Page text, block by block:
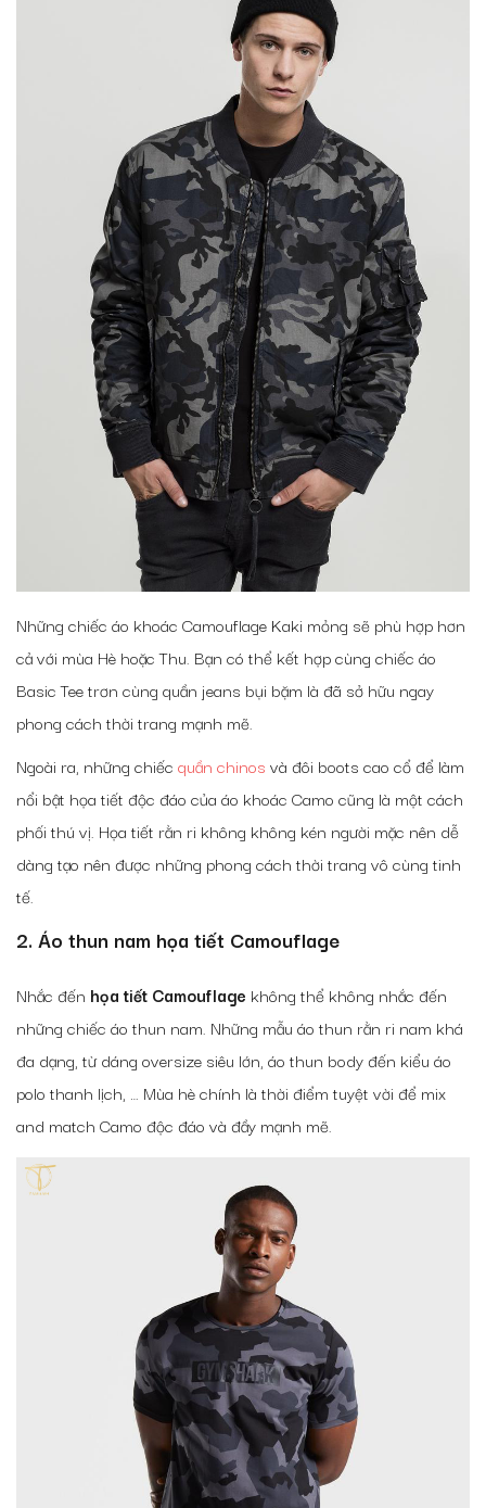
Những chiếc áo khoác Camouflage Kaki mỏng sẽ phù hợp hơn
cả với mùa Hè hoặc Thu. Bạn có thể kết hợp cùng chiếc áo
Basic Tee trơn cùng quần jeans bụi bặm là đã sở hữu ngay
phong cách thời trang mạnh mẽ.
Ngoài ra, những chiếc quần chinos và đôi boots cao cổ để làm
nổi bật họa tiết độc đáo của áo khoác Camo cũng là một cách
phối thú vị. Họa tiết rằn ri không không kén người mặc nên dễ
dàng tạo nên được những phong cách thời trang vô cùng tinh
tế.
2. Áo thun nam họa tiết Camouflage
Nhắc đến họa tiết Camouflage không thể không nhắc đến
những chiếc áo thun nam. Những mẫu áo thun rằn ri nam khá
đa dạng, từ dáng oversize siêu lớn, áo thun body đến kiểu áo
polo thanh lịch, … Mùa hè chính là thời điểm tuyệt vời để mix
and match Camo độc đáo và đầy mạnh mẽ.